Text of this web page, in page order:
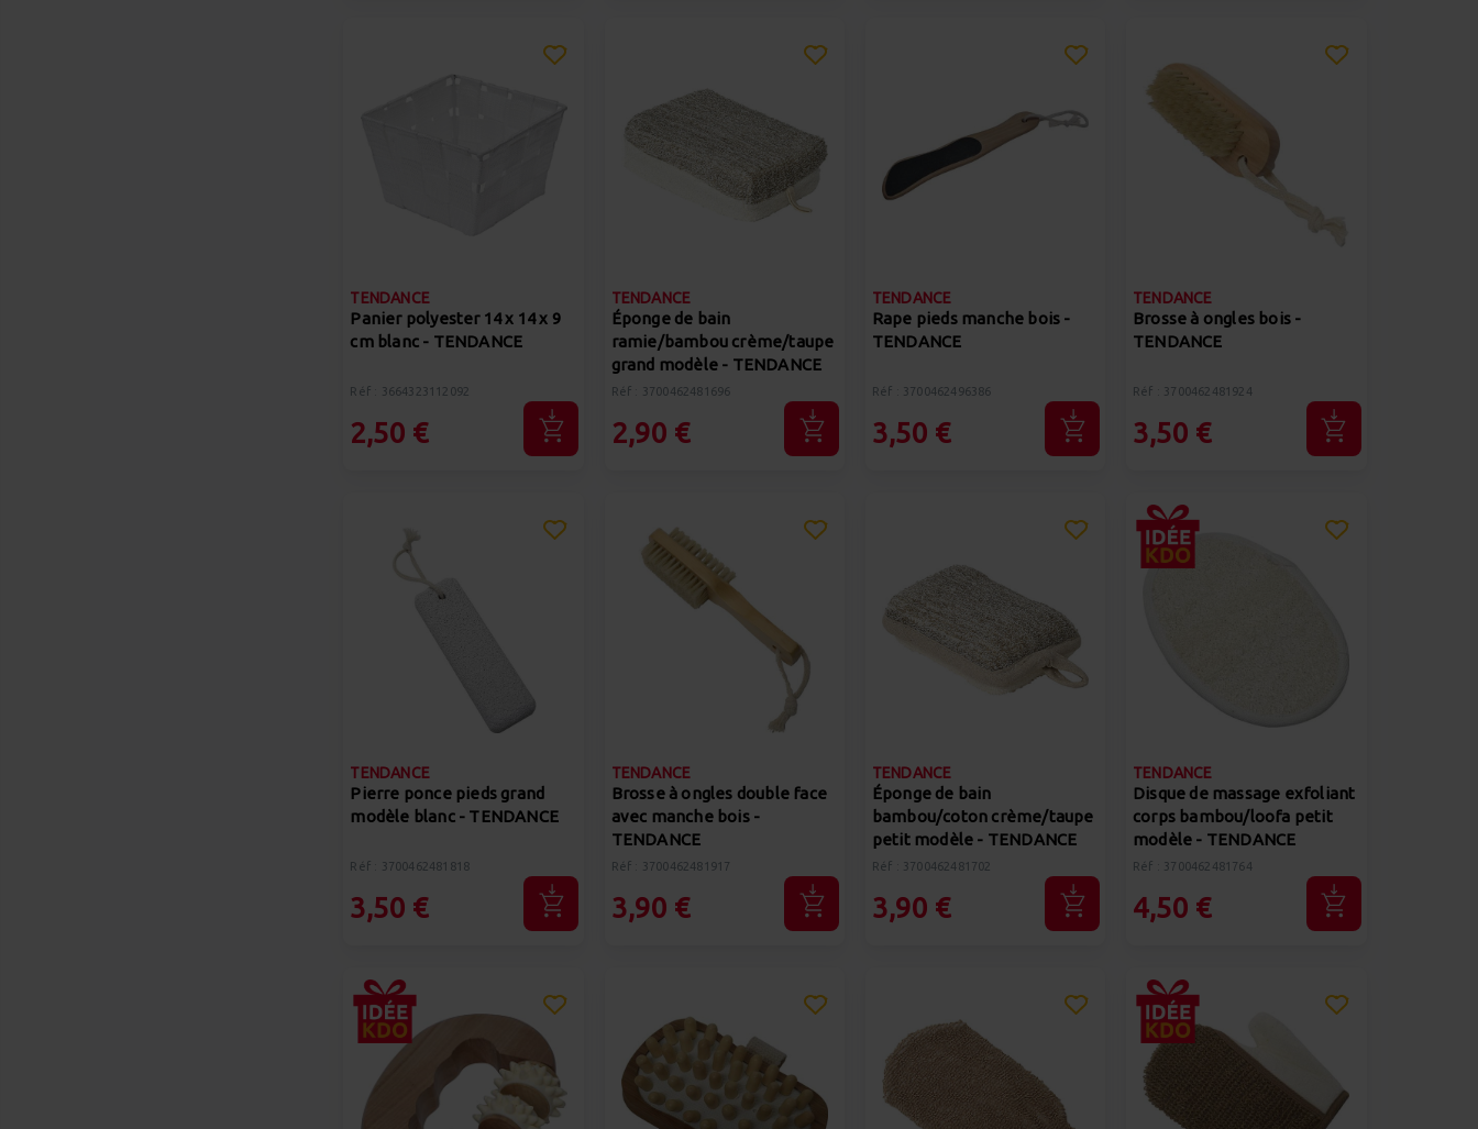
TENDANCE
Panier polyester 14 x 14 x 9
cm blanc - TENDANCE
Réf : 3664323112092
2,50 €
TENDANCE
Éponge de bain
ramie/bambou crème/taupe
grand modèle - TENDANCE
Réf : 3700462481696
2,90 €
TENDANCE
Rape pieds manche bois -
TENDANCE
Réf : 3700462496386
3,50 €
TENDANCE
Brosse à ongles bois -
TENDANCE
Réf : 3700462481924
3,50 €
TENDANCE
Pierre ponce pieds grand
modèle blanc - TENDANCE
Réf : 3700462481818
3,50 €
TENDANCE
Brosse à ongles double face
avec manche bois -
TENDANCE
Réf : 3700462481917
3,90 €
TENDANCE
Éponge de bain
bambou/coton crème/taupe
petit modèle - TENDANCE
Réf : 3700462481702
3,90 €
TENDANCE
Disque de massage exfoliant
corps bambou/loofa petit
modèle - TENDANCE
Réf : 3700462481764
4,50 €